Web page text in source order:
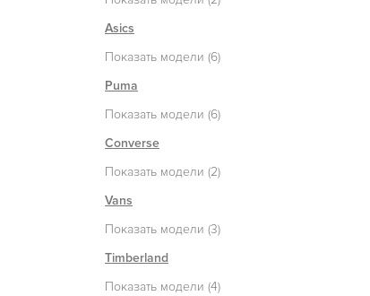
Asics
Показать модели (6)
Puma
Показать модели (6)
Converse
Показать модели (2)
Vans
Показать модели (3)
Timberland
Показать модели (4)